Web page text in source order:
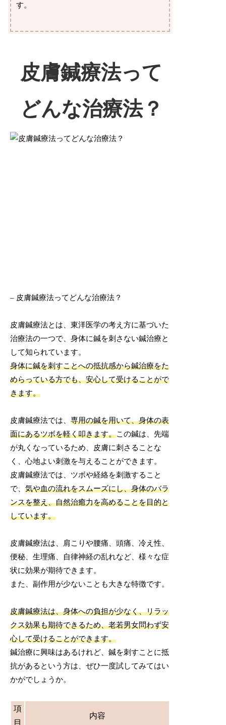
す。
皮膚鍼療法って
どんな治療法？
– 皮膚鍼療法ってどんな治療法？
皮膚鍼療法とは、東洋医学の考え方に基づいた
治療法の一つで、身体に鍼を刺さない鍼治療と
して知られています。
身体に鍼を刺すことへの抵抗感から鍼治療をた
めらっている方でも、安心して受けることがで
きます。
皮膚鍼療法では、専用の鍼を用いて、身体の表
面にあるツボを軽く叩きます。この鍼は、先端
が丸くなっているため、皮膚に刺さることな
く、心地よい刺激を与えることができます。
皮膚鍼療法では、ツボや経絡を刺激すること
で、気や血の流れをスムーズにし、身体のバラ
ンスを整え、自然治癒力を高めることを目的と
しています。
皮膚鍼療法は、肩こりや腰痛、頭痛、冷え性、
便秘、生理痛、自律神経の乱れなど、様々な症
状に効果が期待できます。
また、副作用が少ないことも大きな特徴です。
皮膚鍼療法は、身体への負担が少なく、リラッ
クス効果も期待できるため、老若男女問わず安
心して受けることができます。
鍼治療に興味はあるけれど、鍼を刺すことに抵
抗があるという方は、ぜひ一度試してみてはい
かがでしょうか。
項
目
内容